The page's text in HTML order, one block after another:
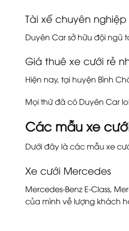
Tài xế chuyên
Duyên Car sở hữu đội
Giá thuê xe cưới rẻ
Hiện nay, tại huyện Bình
Mọi thứ đã có Duyên Car lo!
Các mẫu xe
Dưới đây là các mẫu xe
Xe cưới Mercedes
Mercedes-Benz E-Class,
của mình về lượng khách